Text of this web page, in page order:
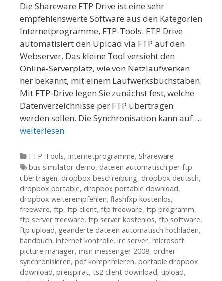
Die Shareware FTP Drive ist eine sehr
empfehlenswerte Software aus den Kategorien
Internetprogramme, FTP-Tools. FTP Drive
automatisiert den Upload via FTP auf den
Webserver. Das kleine Tool versieht den
Online-Serverplatz, wie von Netzlaufwerken
her bekannt, mit einem Laufwerksbuchstaben.
Mit FTP-Drive legen Sie zunächst fest, welche
Datenverzeichnisse per FTP übertragen
werden sollen. Die Synchronisation kann auf …
weiterlesen
Kategorien
FTP-Tools, Internetprogramme, Shareware
Tags
bus simulator demo, dateien automatisch per ftp
übertragen, dropbox beschreibung, dropbox deutsch,
dropbox portable, dropbox portable download,
dropbox weiterempfehlen, flashfxp kostenlos,
freeware, ftp, ftp client, ftp freeware, ftp programm,
ftp server freeware, ftp server kostenlos, ftp software,
ftp upload, geänderte dateien automatisch hochladen,
handbuch, internet kontrolle, irc server, microsoft
picture manager, msn messenger 2008, ordner
synchronisieren, pdf komprimieren, portable dropbox
download, preispirat, ts2 client download, upload,